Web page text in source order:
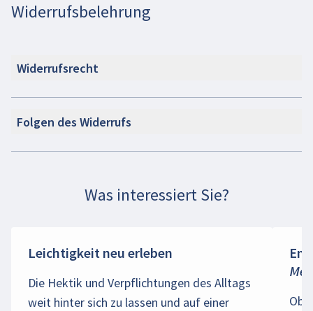
Widerrufsbelehrung
Widerrufsrecht
Folgen des Widerrufs
Was interessiert Sie?
Leichtigkeit neu erleben
Die Hektik und Verpflichtungen des Alltags
weit hinter sich zu lassen und auf einer
Ob